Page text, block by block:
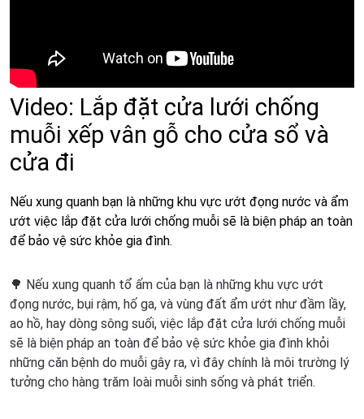
Video: Lắp đặt cửa lưới chống
muỗi xếp vân gỗ cho cửa sổ và
cửa đi
Nếu xung quanh bạn là những khu vực ướt đọng nước và ẩm
ướt việc lắp đặt cửa lưới chống muỗi sẽ là biện pháp an toàn
để bảo vệ sức khỏe gia đình.
🌳 Nếu xung quanh tổ ấm của bạn là những khu vực ướt
đọng nước, bụi rậm, hố ga, và vùng đất ẩm ướt như đầm lầy,
ao hồ, hay dòng sông suối, việc lắp đặt cửa lưới chống muỗi
sẽ là biện pháp an toàn để bảo vệ sức khỏe gia đình khỏi
những căn bệnh do muỗi gây ra, vì đây chính là môi trường lý
tưởng cho hàng trăm loài muỗi sinh sống và phát triển.